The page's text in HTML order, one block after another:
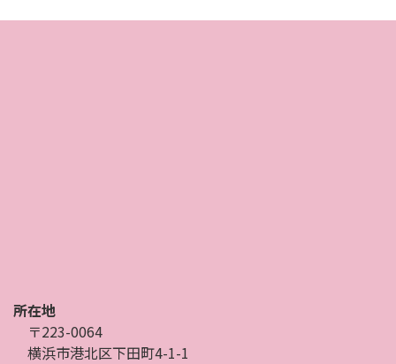
所在地
〒223-0064
横浜市港北区下田町4-1-1